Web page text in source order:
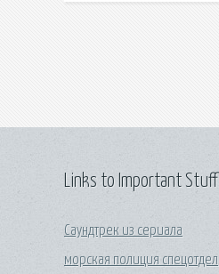
Links to Important Stuff
Саундтрек из сериала
морская полиция спецотдел